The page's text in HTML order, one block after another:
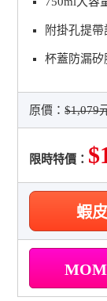
附掛孔提
杯蓋防漏
原價：$1,079
限時特價：
蝦